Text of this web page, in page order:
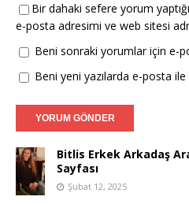
Bir dahaki sefere yorum
e-posta adresimi ve web sitesi
Beni sonraki yorumlar için e-
Beni yeni yazılarda e-posta ile
Bitlis Erkek Arkadaş
Sayfası
Şubat 12, 2025